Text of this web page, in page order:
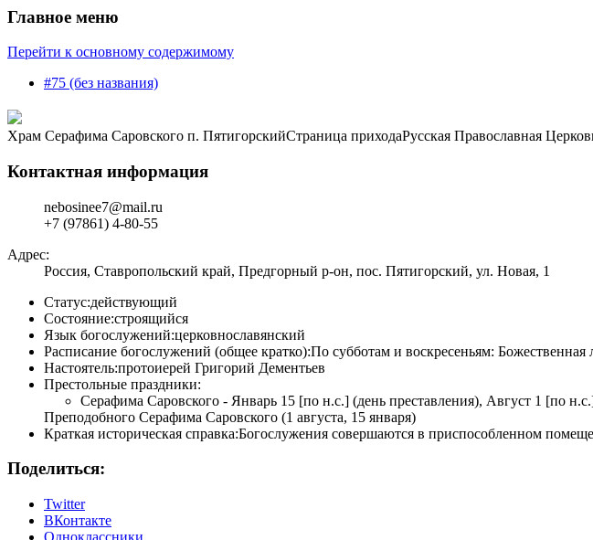
Главное меню
Перейти к основному содержимому
#75 (без названия)
Храм Серафима Саровского п. ПятигорскийСтраница приходаРусская Православная
Контактная информация
nebosinee7@mail.ru
+7 (97861) 4-80-55
Адрес:
Россия, Ставропольский край, Предгорный р-он, пос. Пятигорский, ул. Новая, 1
Статус:действующий
Состояние:строящийся
Язык богослужений:церковнославянский
Расписание богослужений (общее кратко):По субботам и воскресеньям:
Настоятель:протоиерей Григорий Дементьев
Престольные праздники:
Серафима Саровского - Январь 15 [по н.с.] (день преставления), Август 1 [по
Преподобного Серафима Саровского (1 августа, 15 января)
Краткая историческая справка:Богослужения совершаются в приспособленном
Поделиться:
Twitter
ВКонтакте
Одноклассники